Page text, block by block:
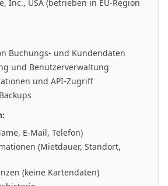
Inc., USA (betrieben in EU-Region
Buchungs- und Kundendaten
und Benutzerverwaltung
und API-Zugriff
E-Mail, Telefon)
(Mietdauer, Standort,
(keine Kartendaten)